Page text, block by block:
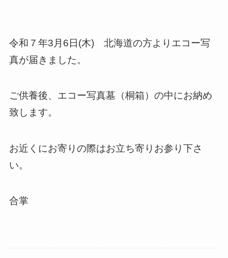
令和７年3月6日(木) 北海道の方よりエコー写
真が届きました。
ご供養後、エコー写真墓（桐箱）の中にお納め
致します。
お近くにお寄りの際はお立ち寄りお参り下さ
い。
合掌